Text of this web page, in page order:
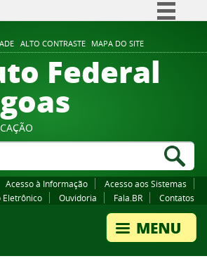
ALTO CONTRASTE MAPA DO SITE
Comunica BR
Participe
Canais
Federal
Acesso à Informação
Acesso aos Sistemas
Eletrônico
Ouvidoria Fala.BR Contatos